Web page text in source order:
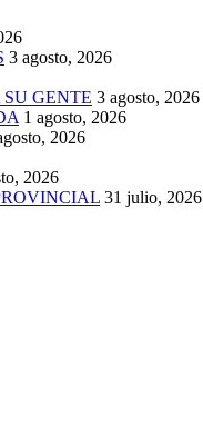
3 agosto, 2026
GENTE 3 agosto, 2026
1 agosto, 2026
2026
2026
31 julio, 2026